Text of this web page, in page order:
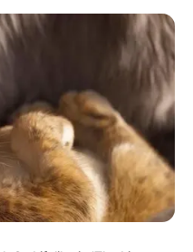
MELISSA MARTÍNEZ
noticias que le
bien informado, por
de Alerta.